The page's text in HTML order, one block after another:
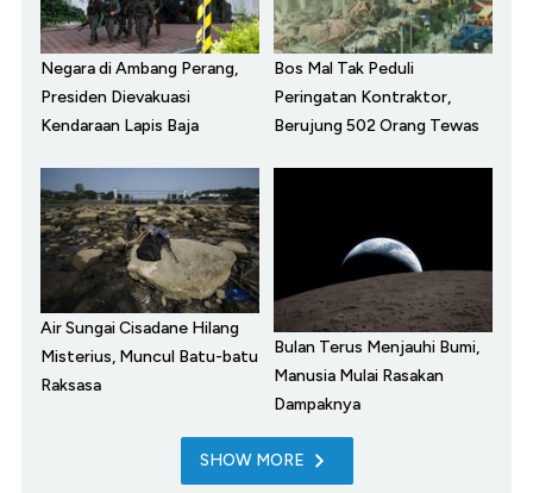
Negara di Ambang Perang,
Presiden Dievakuasi
Kendaraan Lapis Baja
Bos Mal Tak Peduli
Peringatan Kontraktor,
Berujung 502 Orang Tewas
Air Sungai Cisadane Hilang
Misterius, Muncul Batu-batu
Raksasa
Bulan Terus Menjauhi Bumi,
Manusia Mulai Rasakan
Dampaknya
SHOW MORE